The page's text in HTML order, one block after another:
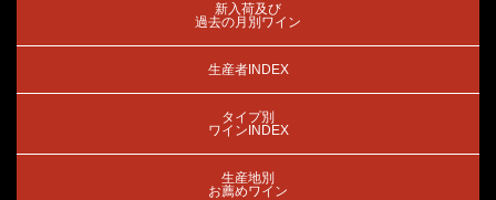
新入荷及び
過去の月別ワイン
生産者INDEX
タイプ別
ワインINDEX
生産地別
お薦めワイン